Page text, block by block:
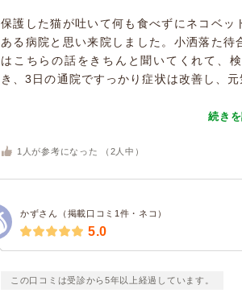
保護した猫が吐いて何も食べずにネコベ
ある病院と思い来院しました。小洒落た
はこちらの話をきちんと聞いてくれて、
き、3日の通院ですっかり症状は改善し、
続き
1 人が参考になった （ 2 人中）
かずさん（掲載口コミ1件・ネコ）
5.0
この口コミは受診から5年以上経過しています。